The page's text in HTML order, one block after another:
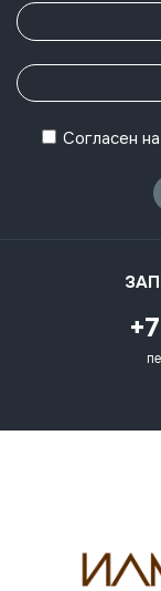
Согласен